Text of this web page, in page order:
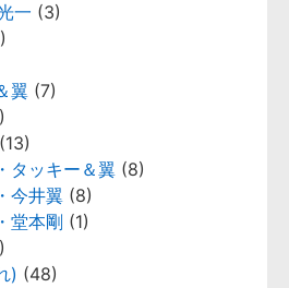
一 (3)
翼 (7)
(13)
タッキー＆翼 (8)
今井翼 (8)
堂本剛 (1)
) (48)